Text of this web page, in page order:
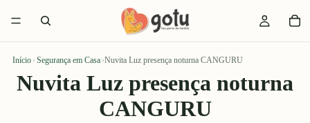
Início › Segurança em Casa ›Nuvita Luz presença noturna CANGURU
Nuvita Luz presença noturna
CANGURU